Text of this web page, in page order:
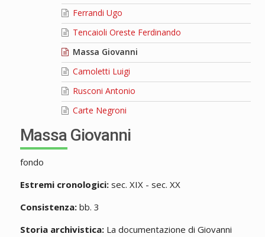
Ferrandi Ugo
Tencaioli Oreste Ferdinando
Massa Giovanni
Camoletti Luigi
Rusconi Antonio
Carte Negroni
Massa Giovanni
fondo
Estremi cronologici:sec. XIX - sec. XX
Consistenza:bb. 3
Storia archivistica:La documentazione di Giovanni